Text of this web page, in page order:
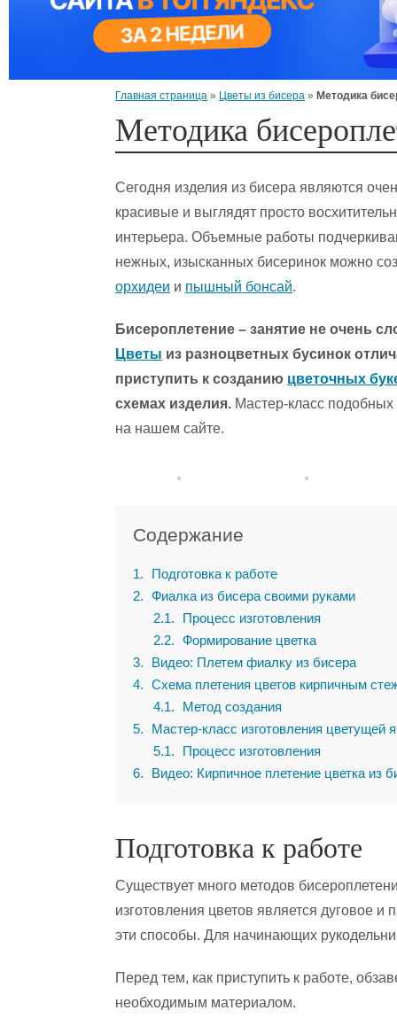
Главная страница » Цветы из бисера » Методика
Методика
Сегодня изделия из бисера являются
красивые и выглядят просто
интерьера. Объемные работы
нежных, изысканных бисеринок можно
орхидеи и пышный бонсай.
Бисероплетение – занятие не очень
Цветы из разноцветных бусинок
приступить к созданию цветочных
схемах изделия. Мастер-класс
на нашем сайте.
Содержание
1
Подготовка к работе
2
Фиалка из бисера своими руками
2.1
Процесс изготовления
2.2
Формирование цветка
3
Видео: Плетем фиалку из бисера
4
Схема плетения цветов кирпичным
4.1
Метод создания
5
Мастер-класс изготовления цветущей
5.1
Процесс изготовления
6
Видео: Кирпичное плетение цветка из
Подготовка к работе
Существует много методов
изготовления цветов является дуговое
эти способы. Для начинающих
Перед тем, как приступить к работе,
необходимым материалом.